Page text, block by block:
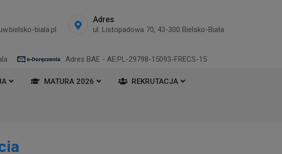
biala.pl
Adres
ul. Listopadowa 70, 43-300 Bielsko-Biała
Adres BAE - AE:PL-29798-15093-FRECS-15
MATURA 2026 REKRUTACJA